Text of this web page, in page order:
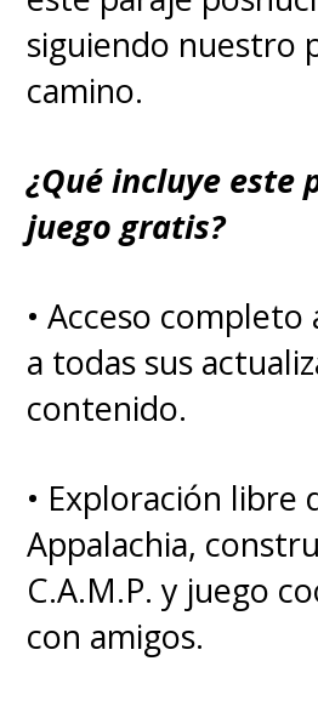
tendrá un
la futura
escena del tercer
Valorie Curry
"Firecracker" y a
Heyward como
"The Boys"
vamos a una
titulada "Gen V"
siguiendo nuestro
camino.
¿Qué incluye este
juego gratis?
• Acceso completo
a todas sus
contenido.
• Exploración libre
Appalachia,
C.A.M.P. y juego
con amigos.